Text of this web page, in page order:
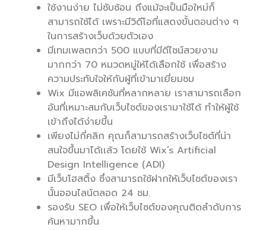
ใช้งานง่าย ไม่ซับซ้อน ถึงแม้จะเป็นมือใหม่ก็
สามารถใช้ได้ เพราะมีวิดีโอที่แสดงขั้นตอนต่าง ๆ
ในการสร้างเว็บด้วยตัวเอง
มีเทมเพลตกว่า 500 แบบที่มีดีไซน์สวยงาม
มากกว่า 70 หมวดหมู่ให้ได้เลือกใช้ เพื่อสร้าง
ความประทับใจให้กับผู้ที่เข้ามาเยี่ยมชม
Wix มีแอพลิเคชันที่หลากหลาย เราสามารถเลือก
อันที่เหมาะสมกับเว็บไซต์ของเรามาใช้ได้ ทำให้ผู้ใช้
เข้าถึงได้ง่ายขึ้น
เพียงไม่กี่คลิก คุณก็สามารถสร้างเว็บไซต์ที่น่า
สนใจขึ้นมาได้เเล้ว โดยใช้ Wix’s Artificial
Design Intelligence (ADI)
มีเว็บโฮสติ้ง ซึ่งสามารถใช้ฝากให้เว็บไซต์ของเรา
นั้นออนไลน์ตลอด 24 ชม.
รองรับ SEO เพื่อให้เว็บไซต์ของคุณติดลำดับการ
ค้นหามากขึ้น